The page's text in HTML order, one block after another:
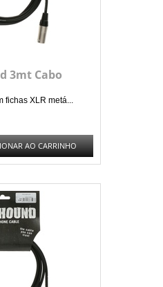
3mt Cabo
fichas XLR metá...
AO CARRINHO